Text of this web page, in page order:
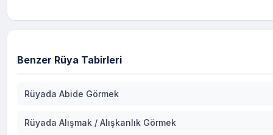
Benzer Rüya Tabirleri
Rüyada Abide Görmek
Rüyada Alışmak / Alışkanlık Görmek